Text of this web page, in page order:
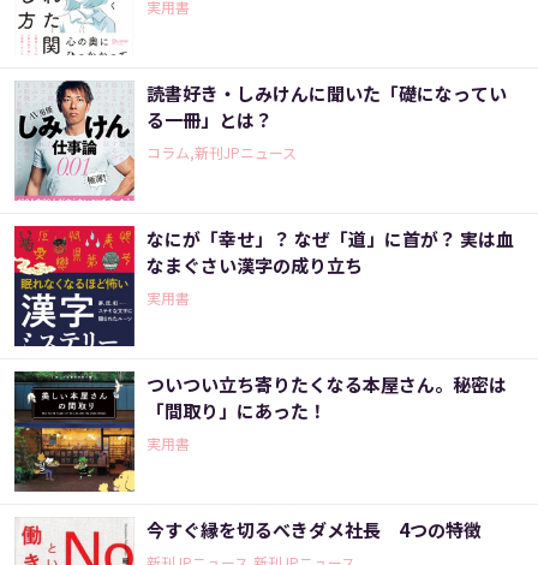
実用書
読書好き・しみけんに聞いた「礎になってい
る一冊」とは？
コラム,新刊JPニュース
なにが「幸せ」？ なぜ「道」に首が？ 実は血
なまぐさい漢字の成り立ち
実用書
ついつい立ち寄りたくなる本屋さん。秘密は
「間取り」にあった！
実用書
今すぐ縁を切るべきダメ社長 4つの特徴